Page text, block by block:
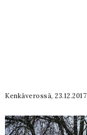
Kenkäverossä, 23.12.2017